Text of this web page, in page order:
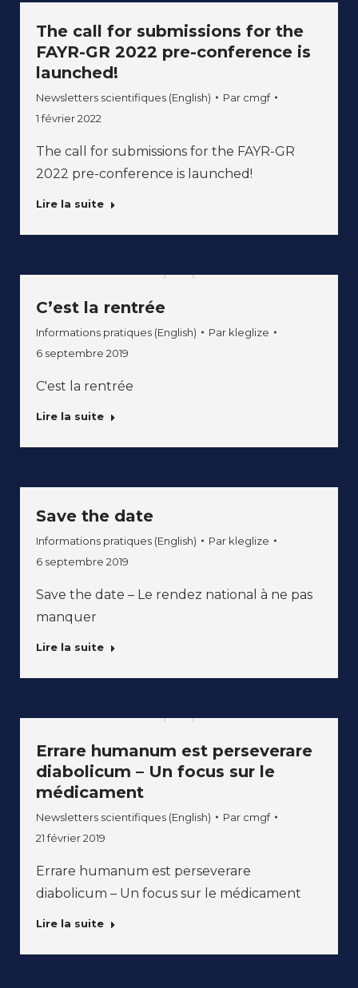
The call for submissions for the
FAYR-GR 2022 pre-conference is
launched!
Newsletters scientifiques (English) Par cmgf
1 février 2022
The call for submissions for the FAYR-GR
2022 pre-conference is launched!
Lire la suite
C’est la rentrée
Informations pratiques (English) Par kleglize
6 septembre 2019
C'est la rentrée
Lire la suite
Save the date
Informations pratiques (English) Par kleglize
6 septembre 2019
Save the date – Le rendez national à ne pas
manquer
Lire la suite
Errare humanum est perseverare
diabolicum – Un focus sur le
médicament
Newsletters scientifiques (English) Par cmgf
21 février 2019
Errare humanum est perseverare
diabolicum – Un focus sur le médicament
Lire la suite